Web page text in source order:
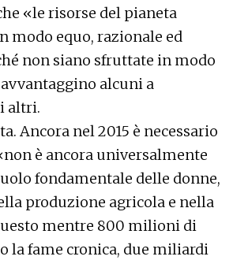
«le risorse del pianeta
modo equo, razionale ed
non siano sfruttate in modo
alcuni a
altri.
Ancora nel 2015 è necessario
è ancora universalmente
fondamentale delle donne,
produzione agricola e nella
mentre 800 milioni di
la fame cronica, due miliardi